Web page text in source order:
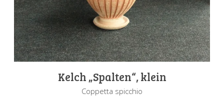
Kelch „Spalten“, klein
Coppetta spicchio